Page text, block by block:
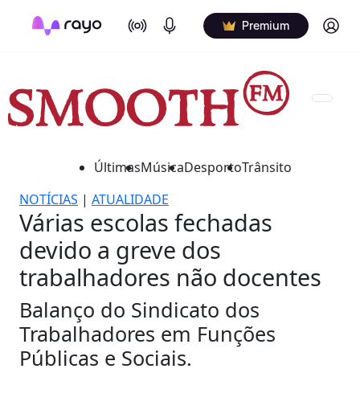
On Air Podcasts Premium Log in
ÚltimasMúsicaDesportoTrânsito
NOTÍCIAS | ATUALIDADE
Várias escolas fechadas
devido a greve dos
trabalhadores não docentes
Balanço do Sindicato dos
Trabalhadores em Funções
Públicas e Sociais.